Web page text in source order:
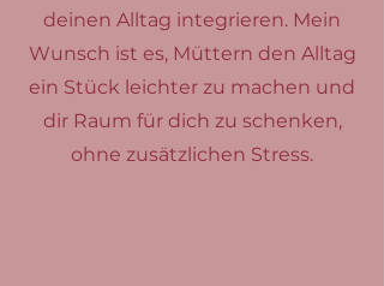
deinen Alltag integrieren. Mein
Wunsch ist es, Müttern den Alltag
ein Stück leichter zu machen und
dir Raum für dich zu schenken,
ohne zusätzlichen Stress.